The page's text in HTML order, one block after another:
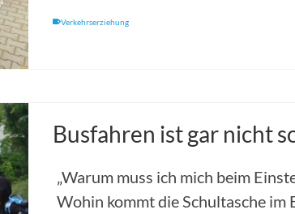
Verkehrserziehung
Busfahren ist gar nicht
„Warum muss ich mich beim
Wohin kommt die Schultasche im